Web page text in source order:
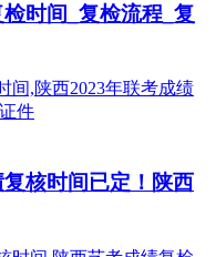
时间_复检流程_复
核时间已定！陕西